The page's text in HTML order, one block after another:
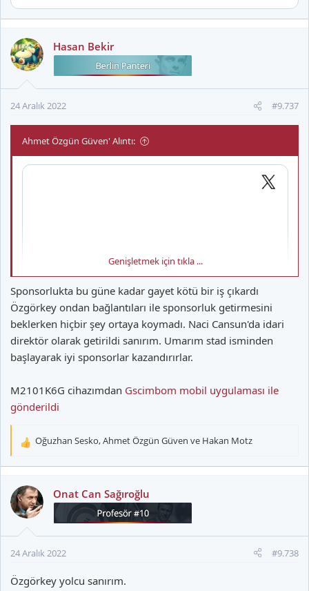
Hasan Bekir
24 Aralık 2022 #9.737
Ahmet Özgün Güven' Alıntı:
Genişletmek için tıkla ...
Sponsorlukta bu güne kadar gayet kötü bir iş çıkardı
Özgörkey ondan bağlantıları ile sponsorluk getirmesini
beklerken hiçbir şey ortaya koymadı. Naci Cansun'da idari
direktör olarak getirildi sanırım. Umarım stad isminden
başlayarak iyi sponsorlar kazandırırlar.
M2101K6G cihazımdan Gscimbom mobil uygulaması ile
gönderildi
T
k
i
l
:
Oğuzhan Sesko,Ahmet Özgün Güven ve Hakan Motz
Onat Can Sağıroğlu
24 Aralık 2022 #9.738
Özgörkey yolcu sanırım.